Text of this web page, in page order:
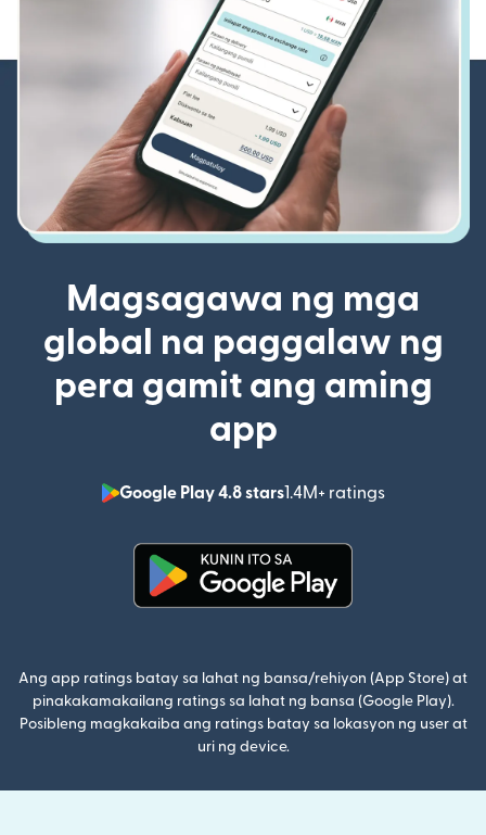
Magsagawa ng mga
global na paggalaw ng
pera gamit ang aming
app
Google Play 4.8 stars1.4M+ ratings
(bubukas
Ang app ratings batay sa lahat ng bansa/rehiyon (App Store) at
pinakakamakailang ratings sa lahat ng bansa (Google Play).
Posibleng magkakaiba ang ratings batay sa lokasyon ng user at
uri ng device.